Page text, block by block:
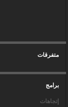
متفرقات
برامج
إتجاهات